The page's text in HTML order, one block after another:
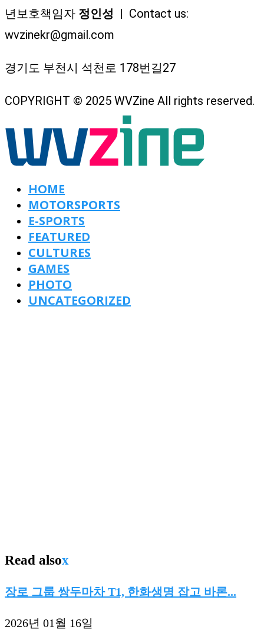
년보호책임자 정인성 | Contact us:
wvzinekr@gmail.com
경기도 부천시 석천로 178번길27
COPYRIGHT © 2025 WVZine All rights reserved.
HOME
MOTORSPORTS
E-SPORTS
FEATURED
CULTURES
GAMES
PHOTO
UNCATEGORIZED
Read alsox
장로 그룹 쌍두마차 T1, 한화생명 잡고 바론...
2026년 01월 16일